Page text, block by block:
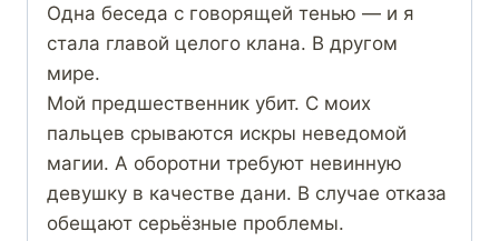
Одна беседа с говорящей тенью — и я
стала главой целого клана. В другом
мире.
Мой предшественник убит. С моих
пальцев срываются искры неведомой
магии. А оборотни требуют невинную
девушку в качестве дани. В случае отказа
обещают серьёзные проблемы.